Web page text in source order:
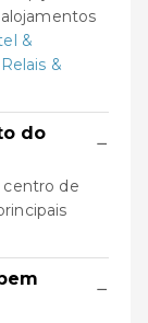
&
Relais &
do
−
centro de
−